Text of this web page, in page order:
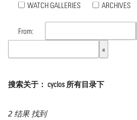
WATCH GALLERIES
ARCHIVES
From:
搜索关于： cyclos 所有目录下
2 结果 找到